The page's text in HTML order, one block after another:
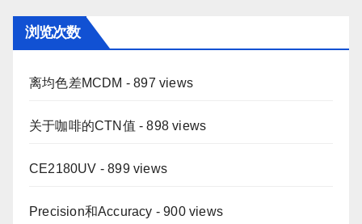
浏览次数
离均色差MCDM - 897 views
关于咖啡的CTN值 - 898 views
CE2180UV - 899 views
Precision和Accuracy - 900 views